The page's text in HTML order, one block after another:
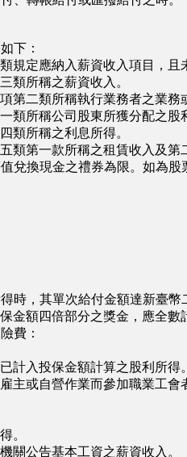
下：
規定應納入薪資收入項目，且
類所稱之薪資收入。
第二類所稱執行業務者之業務
類所稱公司股東所獲分配之股
類所稱之利息所得。
類第一款所稱之租賃收入及第
兌換現金之禮券為限。如為
時，其單次給付金額達新臺
金額四倍部分之獎金，應全數
費：
入投保金額計算之股利所得。
或自營作業而參加職業工會
。
公告基本工資之薪資收入。